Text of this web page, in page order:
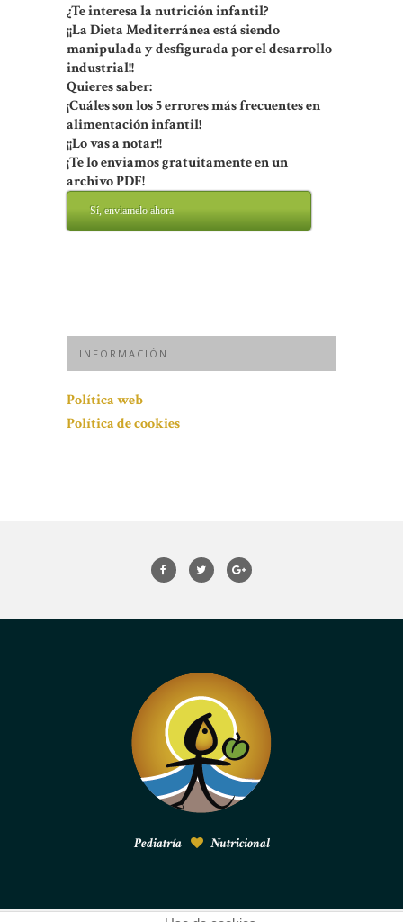
¿Te interesa la nutrición infantil?
¡¡La Dieta Mediterránea está siendo
manipulada y desfigurada por el desarrollo
industrial!!
Quieres saber:
¡Cuáles son los 5 errores más frecuentes en
alimentación infantil!
¡¡Lo vas a notar!!
¡Te lo enviamos gratuitamente en un
archivo PDF!
Sí, enviamelo ahora
INFORMACIÓN
Política web
Política de cookies
Pediatría Nutricional